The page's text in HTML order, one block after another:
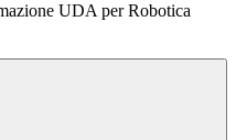
UDA per Robotica